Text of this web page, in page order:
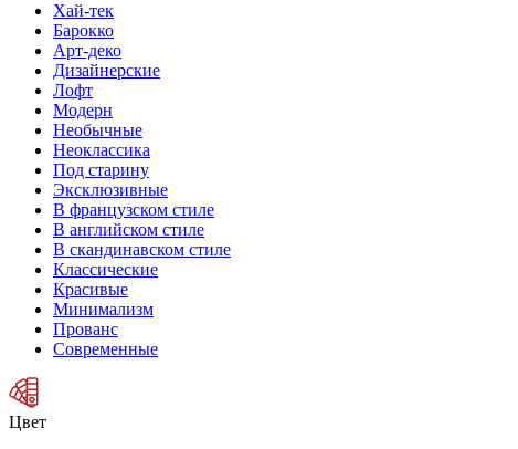
Хай-тек
Барокко
Арт-деко
Дизайнерские
Лофт
Модерн
Необычные
Неоклассика
Под старину
Эксклюзивные
В французском стиле
В английском стиле
В скандинавском стиле
Классические
Красивые
Минимализм
Прованс
Современные
Цвет